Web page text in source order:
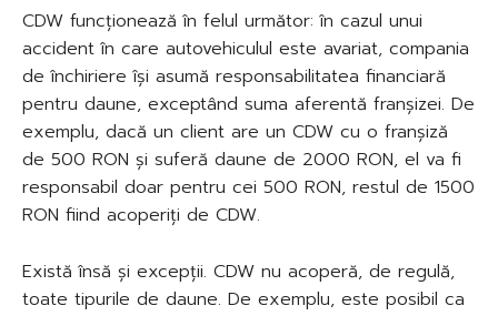
CDW funcționează în felul următor: în cazul unui
accident în care autovehiculul este avariat, compania
de închiriere își asumă responsabilitatea financiară
pentru daune, exceptând suma aferentă franșizei. De
exemplu, dacă un client are un CDW cu o franșiză
de 500 RON și suferă daune de 2000 RON, el va fi
responsabil doar pentru cei 500 RON, restul de 1500
RON fiind acoperiți de CDW.
Există însă și excepții. CDW nu acoperă, de regulă,
toate tipurile de daune. De exemplu, este posibil ca